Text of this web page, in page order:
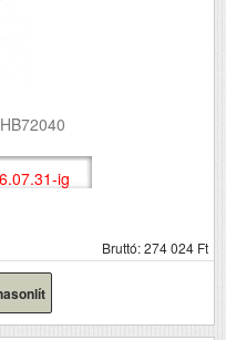
ig
Bruttó: 274 024 Ft